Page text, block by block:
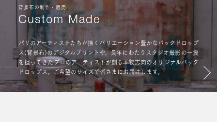
背景布の制作・販売
Custom Made
パリのアーティストたちが描くバリエーション豊かなバックドロップ
ス(背景布)のデジタルプリントや、長年にわたりスタジオ撮影の一翼
を担ってきたプロのアーティストが創る本物志向のオリジナルバック
ドロップス。ご希望のサイズで皆さまにお届けします。